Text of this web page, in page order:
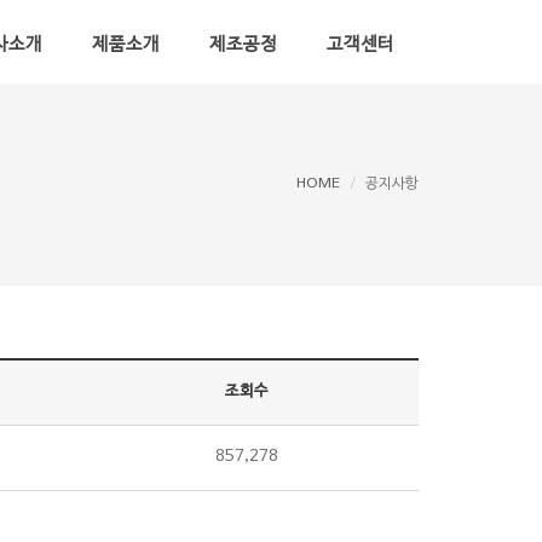
소개 제품소개 제조공정 고객센터
HOME 공지사항
조회수
857,278